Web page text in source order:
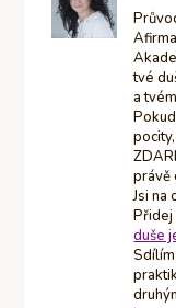
tvé
a
právě
Jsi na
Přidej
duše
Sdílím